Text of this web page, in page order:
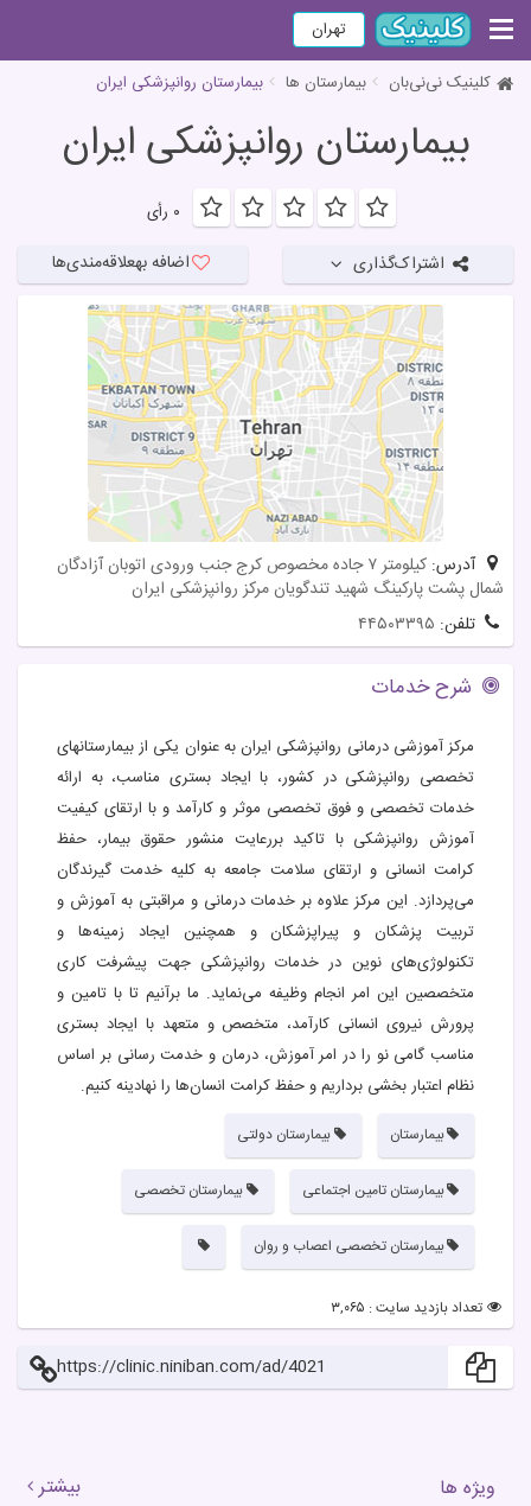
تهران
کلینیک نی‌نی‌بان بیمارستان ها بیمارستان روانپزشکی ایران
بیمارستان روانپزشکی ایران
۰ رأی
اشتراک‌گذاری اضافه بهعلاقه‌مندی‌ها
آدرس:
کیلومتر ۷ جاده مخصوص کرج جنب ورودی اتوبان آزادگان
شمال پشت پارکینگ شهید تندگویان مرکز روانپزشکی ایران
تلفن: ۴۴۵۰۳۳۹۵
شرح خدمات
مرکز آموزشی درمانی روانپزشکی ایران به عنوان یکی از بیمارستانهای
تخصصی روانپزشکی در کشور، با ایجاد بستری مناسب، به ارائه
خدمات تخصصی و فوق تخصصی موثر و کارآمد و با ارتقای کیفیت
آموزش روانپزشکی با تاکید بررعایت منشور حقوق بیمار، حفظ
کرامت انسانی و ارتقای سلامت جامعه به کلیه خدمت گیرندگان
می‌پردازد. این مرکز علاوه بر خدمات درمانی و مراقبتی به آموزش و
تربیت پزشکان و پیراپزشکان و همچنین ایجاد زمینه‌ها و
تکنولوژی‌های نوین در خدمات روانپزشکی جهت پیشرفت کاری
متخصصین این امر انجام وظیفه می‌نماید. ما برآنیم تا با تامین و
پرورش نیروی انسانی کارآمد، متخصص و متعهد با ایجاد بستری
مناسب گامی نو را در امر آموزش، درمان و خدمت رسانی بر اساس
نظام اعتبار بخشی برداریم و حفظ کرامت انسان‌ها را نهادینه کنیم.
بیمارستان بیمارستان دولتی
بیمارستان تامین اجتماعی بیمارستان تخصصی
بیمارستان تخصصی اعصاب و روان
تعداد بازدید سایت : ۳,۰۶۵
https://clinic.niniban.com/ad/4021
ویژه ها بیشتر